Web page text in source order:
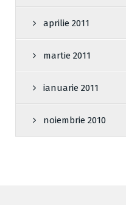
aprilie 2011
martie 2011
ianuarie 2011
noiembrie 2010